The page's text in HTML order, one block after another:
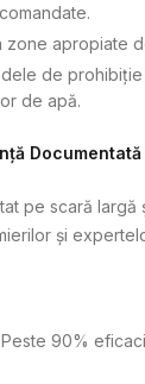
zone apropiate
de
de apă.
Documentată
pe scară largă
și
Peste 90%